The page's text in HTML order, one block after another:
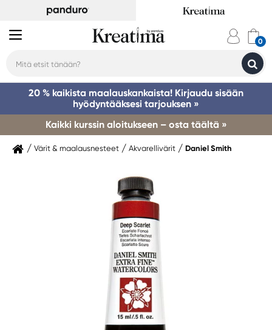
20 % kaikista maalauskankaista! Kirjaudu sisään
hyödyntääksesi tarjouksen »
Kaikki kurssin aloitukseen – osta täältä »
Värit & maalausnesteet Akvarellivärit Daniel Smith